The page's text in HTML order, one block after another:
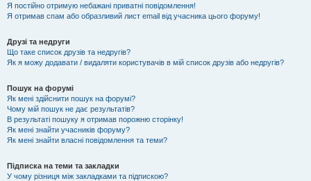
Я постійно отримую небажані приватні повідомлення!
Я отримав спам або образливий лист email від учасника цього форуму!
Друзі та недруги
Що таке список друзів та недругів?
Як я можу додавати / видаляти користувачів в мій список друзів або недругів?
Пошук на форумі
Як мені здійснити пошук на форумі?
Чому мій пошук не дає результатів?
В результаті пошуку я отримав порожню сторінку!
Як мені знайти учасників форуму?
Як мені знайти власні повідомлення та теми?
Підписка на теми та закладки
У чому різниця між закладками та підпискою?